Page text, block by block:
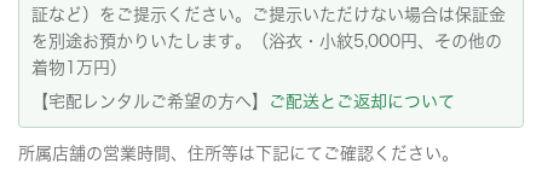
証など）をご提示ください。ご提示いただけない場合は保証金
を別途お預かりいたします。（浴衣・小紋5,000円、その他の
着物1万円）
【宅配レンタルご希望の方へ】
ご配送とご返却について
所属店舗の営業時間、住所等は下記にてご確認ください。